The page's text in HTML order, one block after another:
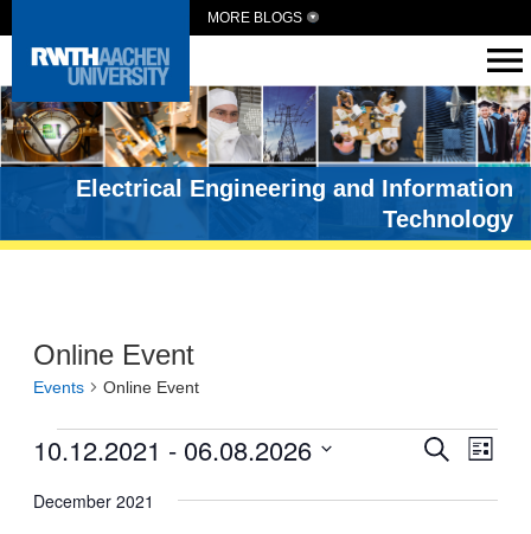
MORE BLOGS
Electrical Engineering and Information
Technology
Online Event
Events Online Event
Events
Search
List
10.12.2021 - 06.08.2026
date.
December 2021